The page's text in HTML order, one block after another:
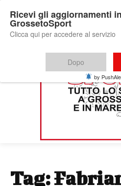
Tag:
Ricevi gli aggiornamenti
GrossetoSport
Clicca qui per accedere al servizio
Dopo
by